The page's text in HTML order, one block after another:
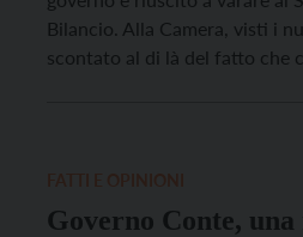
Bilancio. Alla Camera, visti i
scontato al di là del fatto che
Governo Conte, una